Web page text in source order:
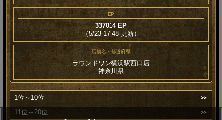
EP
337014 EP
（5/23 17:48 更新）
店舗名・都道府県
ラウンドワン横浜駅西口店
神奈川県
1位～10位
11位～20位